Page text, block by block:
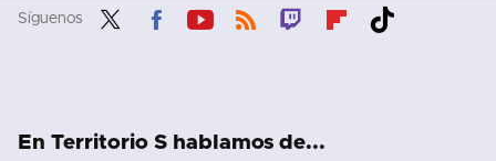
Síguenos
En Territorio S hablamos de...